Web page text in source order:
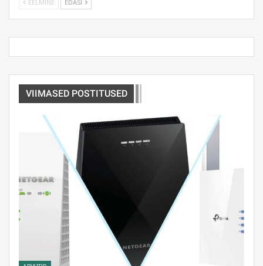
EELMINE EDASI
VIIMASED POSTITUSED